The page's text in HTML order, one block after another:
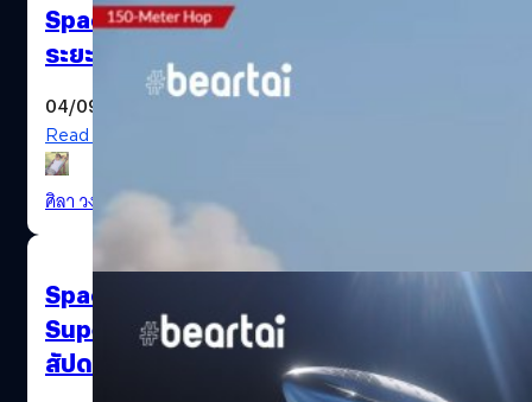
HLS Dynetics
SpaceX ทดสอบต้นแบบ Starship บิน
ระยะสั้นสำเร็จอีกครั้งด้วย SN6
04/09/2020
Read More
ศิลา วงศ์เจริญ| 2163 days ago
SpaceX เริ่มต้นสร้างต้นแบบจรวด
Super Heavy บูสเตอร์ของ Starship
สัปดาห์นี้